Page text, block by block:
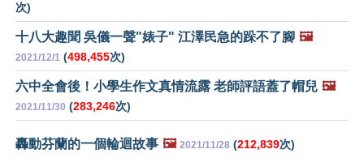
次)
十八大趣聞 吳儀一聲"婊子" 江澤民急的跺不了腳 🖼️
2021/12/1 (498,455次)
六中全會後！小學生作文真情流露 老師評語蓋了帽兒 🖼️
2021/11/30 (283,246次)
轟動芬蘭的一個輪迴故事 🖼️ 2021/11/28 (212,839次)